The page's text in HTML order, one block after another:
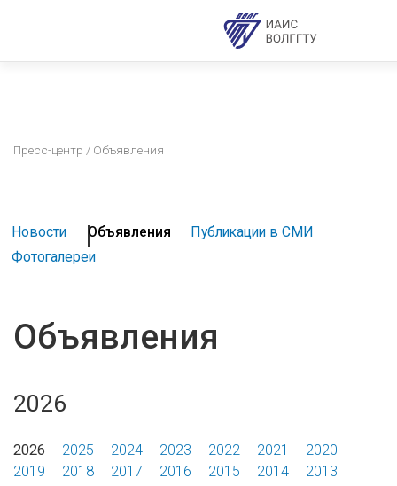
Пресс-центр / Объявления
Новости Объявления
Публикации в СМИ
Фотогалереи
Объявления
2026
2026 2025 2024 2023 2022 2021
2020
2019
2018 2017 2016 2015 2014
2013